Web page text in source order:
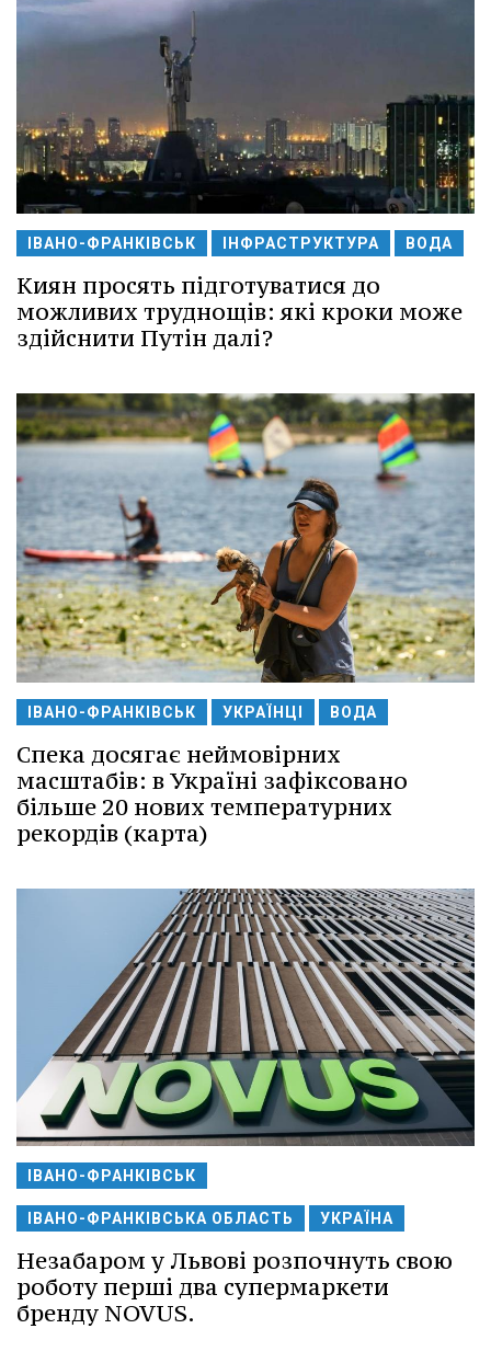
ІВАНО-ФРАНКІВСЬК ІНФРАСТРУКТУРА ВОДА
Киян просять підготуватися до
можливих труднощів: які кроки може
здійснити Путін далі?
ІВАНО-ФРАНКІВСЬК УКРАЇНЦІ ВОДА
Спека досягає неймовірних
масштабів: в Україні зафіксовано
більше 20 нових температурних
рекордів (карта)
ІВАНО-ФРАНКІВСЬК
ІВАНО-ФРАНКІВСЬКА ОБЛАСТЬ УКРАЇНА
Незабаром у Львові розпочнуть свою
роботу перші два супермаркети
бренду NOVUS.